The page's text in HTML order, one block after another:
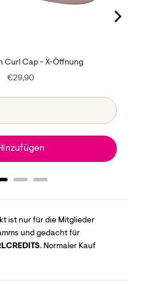
Curl Cap - X-Öffnung
Price
€29,90
ist nur für die Mitglieder
und gedacht für
. Normaler Kauf